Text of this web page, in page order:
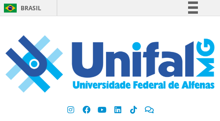
BRASIL
Participe
Acesso à informação
Legislação